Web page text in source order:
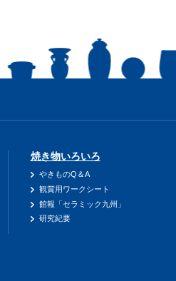
焼き物いろいろ
やきものQ＆A
観賞用ワークシート
館報「セラミック九州」
研究紀要